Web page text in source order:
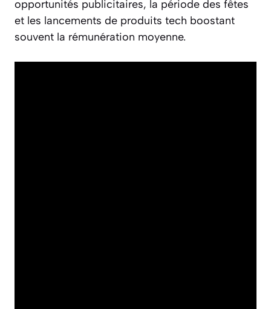
opportunités publicitaires, la période des fêtes
et les lancements de produits tech boostant
souvent la rémunération moyenne.